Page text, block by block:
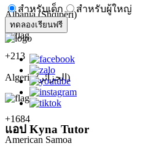
Albania (Shqipëri)
+213
Algeria (‫الجزائر‬‎)
+1684
American Samoa
สำหรับเด็ก สำหรับผู้ใหญ่
ทดลองเรียนฟรี
แอป Kyna Tutor